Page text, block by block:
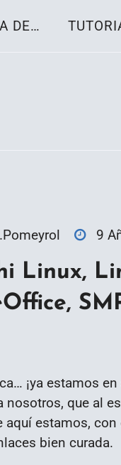
DE…
9
Linux,
¡ya estamos
nosotros, que al
aquí estamos, con
bien curada.